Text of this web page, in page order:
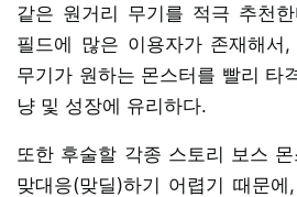
같은 원거리 무기를 적극 추천
필드에 많은 이용자가 존재해서
무기가 원하는 몬스터를 빨리 타
냥 및 성장에 유리하다.
또한 후술할 각종 스토리 보스
맞대응(맞딜)하기 어렵기 때문